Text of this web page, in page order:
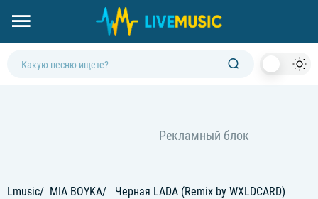
Lmusic MIA BOYKA Черная LADA (Remix by WXLDCARD)